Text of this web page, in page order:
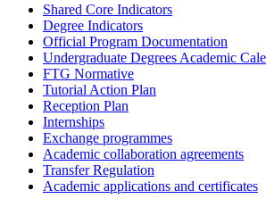
Shared Core Indicators
Degree Indicators
Official Program Documentation
Undergraduate Degrees Academic
FTG Normative
Tutorial Action Plan
Reception Plan
Internships
Exchange programmes
Academic collaboration agreements
Transfer Regulation
Academic applications and certificates